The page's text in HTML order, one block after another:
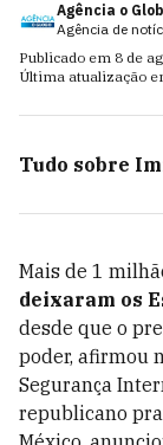
Agência o
Agência de
Publicado em 8 de
Última atualização
Tudo sobre
Mais de 1
deixaram os
desde que o
poder, afirmou
Segurança
republicano